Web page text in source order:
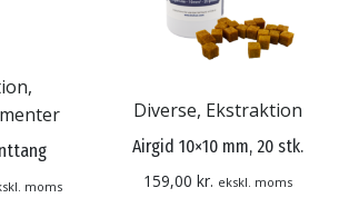
moms
Diverse, Ekstraktion
Airgid 10×10 mm, 20 stk.
159,00kr. ekskl. moms